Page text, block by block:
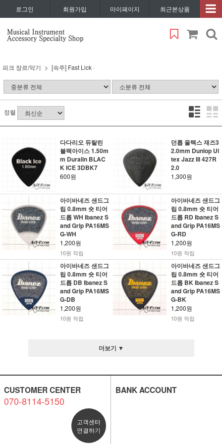
로그인 회원가입 마이페이지 최근본상품
피크 장르/악기 [속주] Fast Lick ·
정렬
다다리오 듀랄린
블랙아이스 1.50m
m Duralin BLAC
K ICE 3DBK7
600원
던롭 울텍스 재즈3
2.0mm Dunlop Ul
tex Jazz III 427R
2.0
1,300원
아이바네즈 샌드그
립 0.8mm 숏 티어
드롭 WH Ibanez S
and Grip PA16MS
G-WH
1,200원
10원 적립
아이바네즈 샌드그
립 0.8mm 숏 티어
드롭 RD Ibanez S
and Grip PA16MS
G-RD
1,200원
10원 적립
아이바네즈 샌드그
립 0.8mm 숏 티어
드롭 DB Ibanez S
and Grip PA16MS
G-DB
1,200원
10원 적립
아이바네즈 샌드그
립 0.8mm 숏 티어
드롭 BK Ibanez S
and Grip PA16MS
G-BK
1,200원
10원 적립
더보기 ▼
CUSTOMER CENTER
070-8114-5150
고객센터
연결하기
BANK ACCOUNT